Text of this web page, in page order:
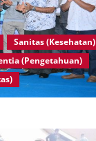
Sanitas (Kesehatan)
(Pengetahuan)